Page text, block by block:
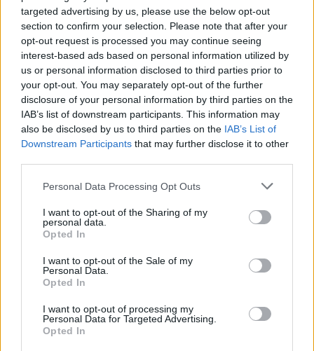
targeted advertising by us, please use the below opt-out
section to confirm your selection. Please note that after your
opt-out request is processed you may continue seeing
interest-based ads based on personal information utilized by
us or personal information disclosed to third parties prior to
your opt-out. You may separately opt-out of the further
disclosure of your personal information by third parties on the
IAB’s list of downstream participants. This information may
also be disclosed by us to third parties on the IAB’s List of
Downstream Participants that may further disclose it to other
Personal Data Processing Opt Outs
I want to opt-out of the Sharing of my
personal data.
Opted In
I want to opt-out of the Sale of my
Personal Data.
Opted In
I want to opt-out of processing my
Personal Data for Targeted Advertising.
Opted In
Δήμητρα Δερζέκου: «Λέω τη δική μου
αλήθεια»